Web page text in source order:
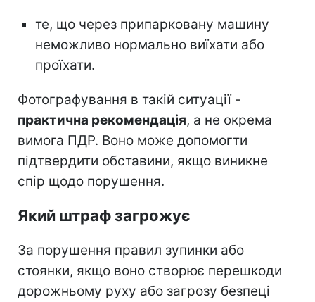
те, що через припарковану машину
неможливо нормально виїхати або
проїхати.
Фотографування в такій ситуації -
практична рекомендація, а не окрема
вимога ПДР. Воно може допомогти
підтвердити обставини, якщо виникне
спір щодо порушення.
Який штраф загрожує
За порушення правил зупинки або
стоянки, якщо воно створює перешкоди
дорожньому руху або загрозу безпеці